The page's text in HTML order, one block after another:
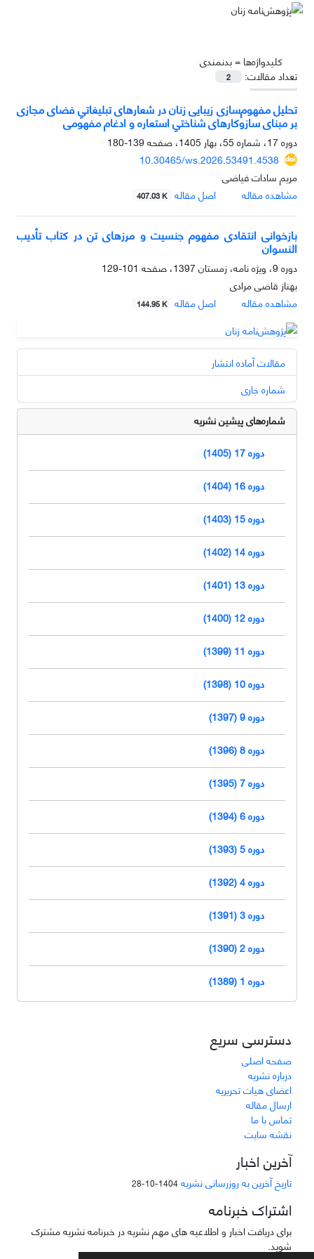
کلیدواژه‌ها =بدنمندی
تعداد مقالات:
2
تحلیل مفهوم‌سازی زیبایی زنان در شعارهای تبلیغاتیِ فضای مجازی
بر مبنای سازوکارهای شناختیِ استعاره و ادغام مفهومی
دوره 17، شماره 55، بهار 1405، صفحه
139-180
10.30465/ws.2026.53491.4538
مریم سادات فیاضی
مشاهده مقاله
اصل مقاله 407.03 K
بازخوانی انتقادی مفهوم جنسیت و مرزهای تن در کتاب تأدیب
النسوان
دوره 9، ویژه نامه، زمستان 1397، صفحه
101-129
بهناز قاضی مرادی
مشاهده مقاله
اصل مقاله 144.95 K
مقالات آماده انتشار
شماره جاری
شماره‌های پیشین نشریه
دوره 17 (1405)
دوره 16 (1404)
دوره 15 (1403)
دوره 14 (1402)
دوره 13 (1401)
دوره 12 (1400)
دوره 11 (1399)
دوره 10 (1398)
دوره 9 (1397)
دوره 8 (1396)
دوره 7 (1395)
دوره 6 (1394)
دوره 5 (1393)
دوره 4 (1392)
دوره 3 (1391)
دوره 2 (1390)
دوره 1 (1389)
دسترسی سریع
صفحه اصلی
درباره نشریه
اعضای هیات تحریریه
ارسال مقاله
تماس با ما
نقشه سایت
آخرین اخبار
تاریخ آخرین به روزرسانی نشریه1404-10-28
اشتراک خبرنامه
برای دریافت اخبار و اطلاعیه های مهم نشریه در خبرنامه نشریه مشترک
شوید.